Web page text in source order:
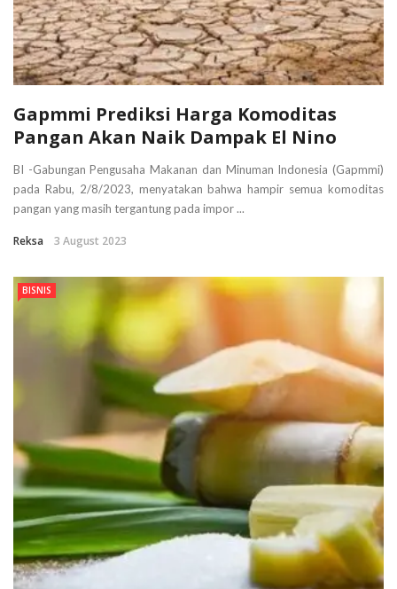
Gapmmi Prediksi Harga Komoditas
Pangan Akan Naik Dampak El Nino
BI -Gabungan Pengusaha Makanan dan Minuman Indonesia (Gapmmi)
pada Rabu, 2/8/2023, menyatakan bahwa hampir semua komoditas
pangan yang masih tergantung pada impor ...
Reksa 3 August 2023
BISNIS